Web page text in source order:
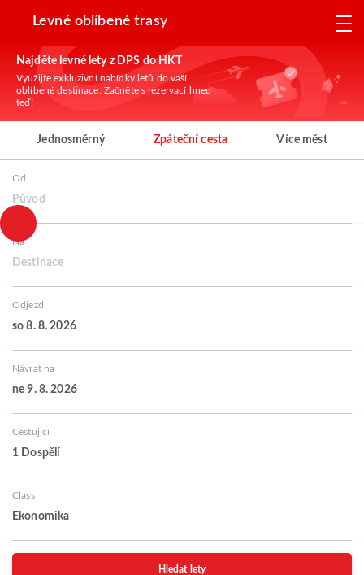
Levné oblíbené trasy
Najděte levné lety z DPS do HKT
Využijte exkluzivní nabídky letů do vaší
oblíbené destinace. Začněte s rezervací hned
teď!
Jednosměrný Zpáteční cesta Více měst
Od
Původ
Na
Destinace
Odjezd
so 8. 8. 2026
Návrat na
ne 9. 8. 2026
Cestující
1 Dospělí
Class
Ekonomika
Hledat lety